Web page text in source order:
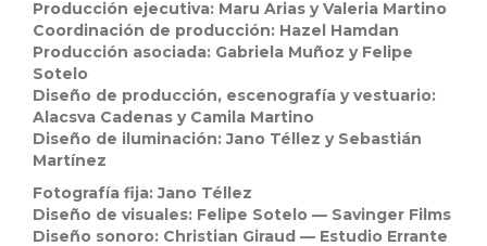
Producción ejecutiva: Maru Arias y Valeria Martino
Coordinación de producción: Hazel Hamdan
Producción asociada: Gabriela Muñoz y Felipe
Sotelo
Diseño de producción, escenografía y vestuario:
Alacsva Cadenas y Camila Martino
Diseño de iluminación: Jano Téllez y Sebastián
Martínez
Fotografía fija: Jano Téllez
Diseño de visuales: Felipe Sotelo — Savinger Films
Diseño sonoro: Christian Giraud — Estudio Errante